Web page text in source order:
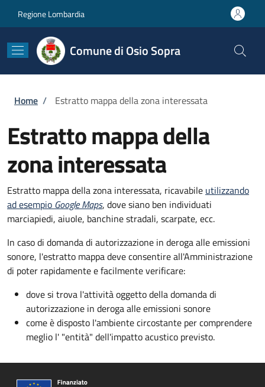
Regione Lombardia
Comune di Osio Sopra
Briciole di pane
Home / Estratto mappa della zona interessata
Estratto mappa della
zona interessata
Estratto mappa della zona interessata, ricavabile utilizzando
ad esempio Google Maps, dove siano ben individuati
marciapiedi, aiuole, banchine stradali, scarpate, ecc.
In caso di domanda di autorizzazione in deroga alle emissioni
sonore, l'estratto mappa deve consentire all'Amministrazione
di poter rapidamente e facilmente verificare:
dove si trova l'attività oggetto della domanda di
autorizzazione in deroga alle emissioni sonore
come è disposto l'ambiente circostante per comprendere
meglio l' "entità" dell'impatto acustico previsto.